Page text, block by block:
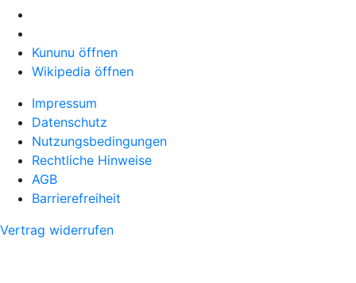
Kununu öffnen
Wikipedia öffnen
Impressum
Datenschutz
Nutzungsbedingungen
Rechtliche Hinweise
AGB
Barrierefreiheit
Vertrag widerrufen